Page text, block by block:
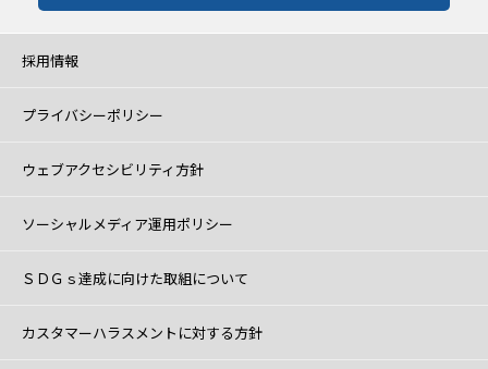
採用情報
プライバシーポリシー
ウェブアクセシビリティ方針
ソーシャルメディア運用ポリシー
ＳＤＧｓ達成に向けた取組について
カスタマーハラスメントに対する方針